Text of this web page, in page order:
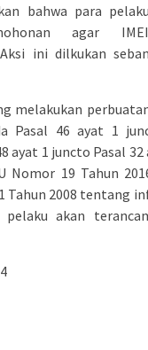
bahwa para
agar
ini dilkukan
melakukan
Pasal 46 ayat 1
ayat 1 juncto Pasal 32
Nomor 19 Tahun
Tahun 2008 tentang
pelaku akan